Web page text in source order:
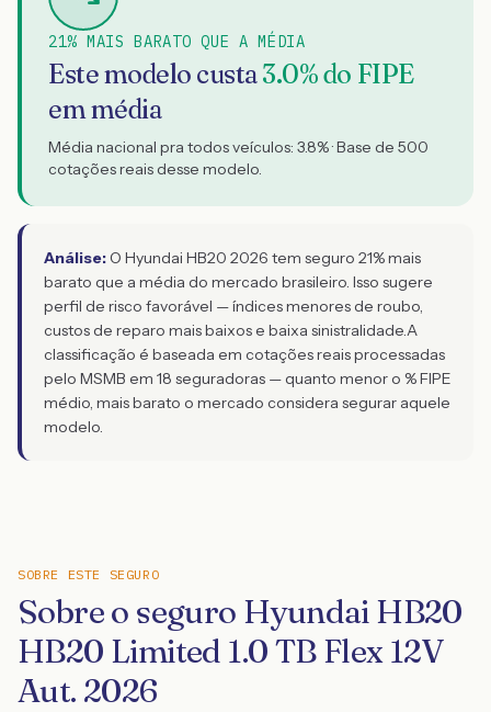
21% MAIS BARATO QUE A MÉDIA
Este modelo custa3.0% do FIPE
em média
Média nacional pra todos veículos: 3.8% · Base de 500
cotações reais desse modelo.
Análise: O Hyundai HB20 2026 tem seguro 21% mais
barato que a média do mercado brasileiro. Isso sugere
perfil de risco favorável — índices menores de roubo,
custos de reparo mais baixos e baixa sinistralidade.A
classificação é baseada em cotações reais processadas
pelo MSMB em 18 seguradoras — quanto menor o % FIPE
médio, mais barato o mercado considera segurar aquele
modelo.
SOBRE ESTE SEGURO
Sobre o seguro Hyundai HB20
HB20 Limited 1.0 TB Flex 12V
Aut. 2026